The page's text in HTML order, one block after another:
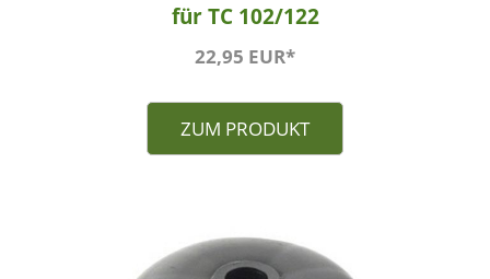
für TC 102/122
22,95 EUR*
ZUM PRODUKT